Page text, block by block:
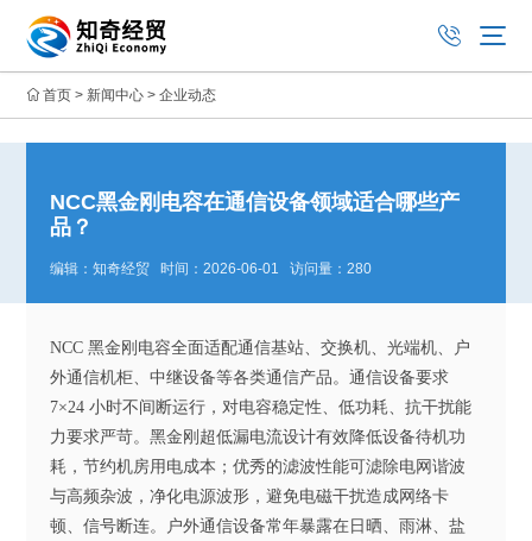
首页 > 新闻中心 >企业动态
NCC黑金刚电容在通信设备领域适合哪些产
品？
编辑：知奇经贸 时间：2026-06-01 访问量：280
NCC 黑金刚电容全面适配通信基站、交换机、光端机、户
外通信机柜、中继设备等各类通信产品。通信设备要求
7×24 小时不间断运行，对电容稳定性、低功耗、抗干扰能
力要求严苛。黑金刚超低漏电流设计有效降低设备待机功
耗，节约机房用电成本；优秀的滤波性能可滤除电网谐波
与高频杂波，净化电源波形，避免电磁干扰造成网络卡
顿、信号断连。户外通信设备常年暴露在日晒、雨淋、盐